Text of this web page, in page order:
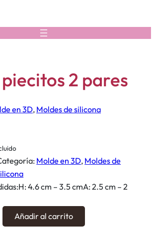
2 pares
en 3D, Moldes de silicona
Molde en 3D, Moldes de
4.6 cm – 3.5 cmA: 2.5 cm – 2
Añadir al carrito